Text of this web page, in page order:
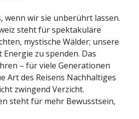
wir sie unberührt lassen.
steht für spektakuläre
mystische Wälder; unsere
zu spenden. Das
– für viele Generationen
Art des Reisens Nachhaltiges
zwingend Verzicht.
steht für mehr Bewusstsein,